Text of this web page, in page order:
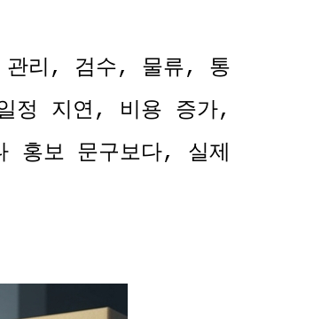
리 , 검수, 물류, 통
정 지연 , 비용 증가,
홍보 문구보다, 실제